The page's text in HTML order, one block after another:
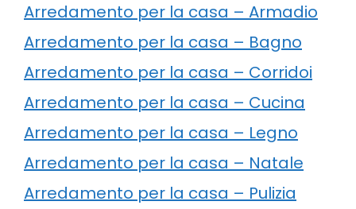
Arredamento per la casa – Armadio
Arredamento per la casa – Bagno
Arredamento per la casa – Corridoi
Arredamento per la casa – Cucina
Arredamento per la casa – Legno
Arredamento per la casa – Natale
Arredamento per la casa – Pulizia